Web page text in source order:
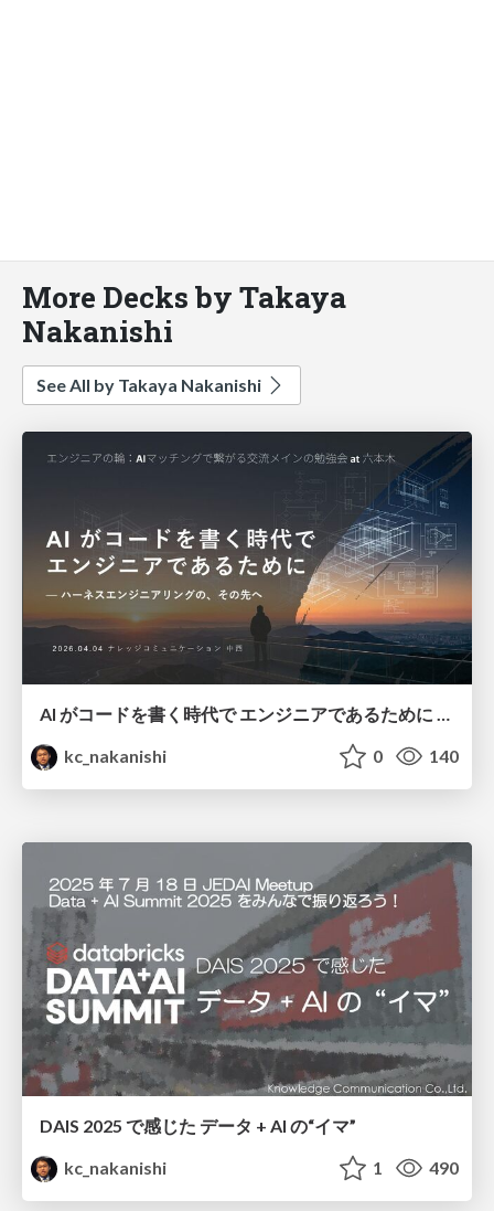
More Decks by Takaya
Nakanishi
See All by Takaya Nakanishi
AI がコードを書く時代で エンジニアであるために - ハーネスエンジニアリングの、その先へ
kc_nakanishi
0 140
DAIS 2025 で感じた データ + AI の“イマ”
kc_nakanishi
1 490